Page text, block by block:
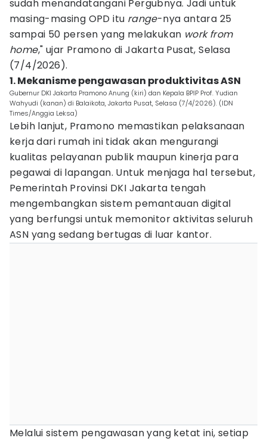
sudah menandatangani Pergubnya. Jadi untuk
masing-masing OPD itu range-nya antara 25
sampai 50 persen yang melakukan work from
home," ujar Pramono di Jakarta Pusat, Selasa
(7/4/2026).
1. Mekanisme pengawasan produktivitas ASN
Gubernur DKI Jakarta Pramono Anung (kiri) dan Kepala BPIP Prof. Yudian
Wahyudi (kanan) di Balaikota, Jakarta Pusat, Selasa (7/4/2026). (IDN
Times/Anggia Leksa)
Lebih lanjut, Pramono memastikan pelaksanaan
kerja dari rumah ini tidak akan mengurangi
kualitas pelayanan publik maupun kinerja para
pegawai di lapangan. Untuk menjaga hal tersebut,
Pemerintah Provinsi DKI Jakarta tengah
mengembangkan sistem pemantauan digital
yang berfungsi untuk memonitor aktivitas seluruh
ASN yang sedang bertugas di luar kantor.
Melalui sistem pengawasan yang ketat ini, setiap